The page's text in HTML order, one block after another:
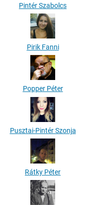
Pintér Szabolcs
Pirik Fanni
Popper Péter
Pusztai-Pintér Szonja
Rátky Péter